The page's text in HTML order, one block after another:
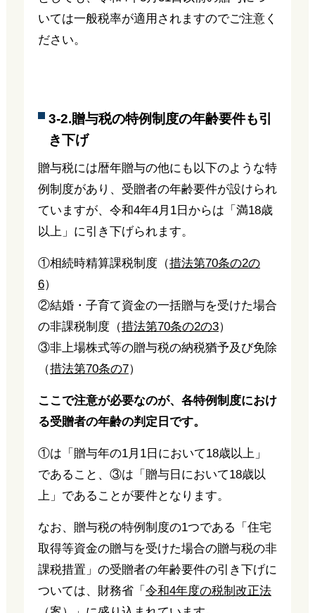
いては一般税率が適用されますのでご注意く
ださい。
3-2.贈与税の特例制度の年齢要件も引
き下げ
贈与税には暦年贈与の他にも以下のような特
例制度があり、受贈者の年齢要件が設けられ
ていますが、令和4年4月1日からは「満18歳
以上」に引き下げられます。
①相続時精算課税制度（措法第70条の2の
6）
②結婚・子育て資金の一括贈与を受けた場合
の非課税制度（措法第70条の2の3）
③非上場株式等の贈与税の納税猶予及び免除
（措法第70条の7）
ここで注意が必要なのが、各特例制度におけ
る受贈者の年齢の判定日です。
①は「贈与年の1月1日において18歳以上」
であること、③は「贈与日において18歳以
上」であることが要件となります。
なお、贈与税の特例制度の1つである「住宅
取得等資金の贈与を受けた場合の贈与税の非
課税措置」の受贈者の年齢要件の引き下げに
ついては、財務省「 令和4年度の税制改正法